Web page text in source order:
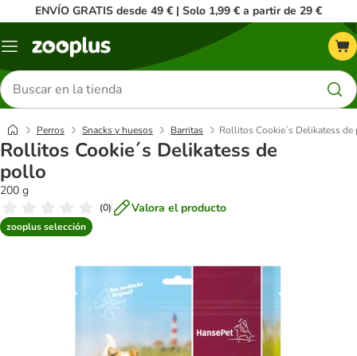
ENVÍO GRATIS desde 49 € | Solo 1,99 € a partir de 29 €
Menú
Buscar
productos
Perros Snacks y huesos Barritas Rollitos Cookie´s Delikatess
Rollitos Cookie´s Delikatess de
pollo
200 g
(0) Valora el producto
zooplus selección